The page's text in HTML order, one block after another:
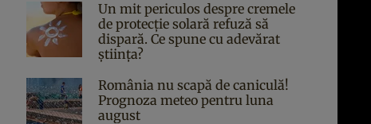
Un mit periculos despre cremele
de protecție solară refuză să
dispară. Ce spune cu adevărat
știința?
România nu scapă de caniculă!
Prognoza meteo pentru luna
august